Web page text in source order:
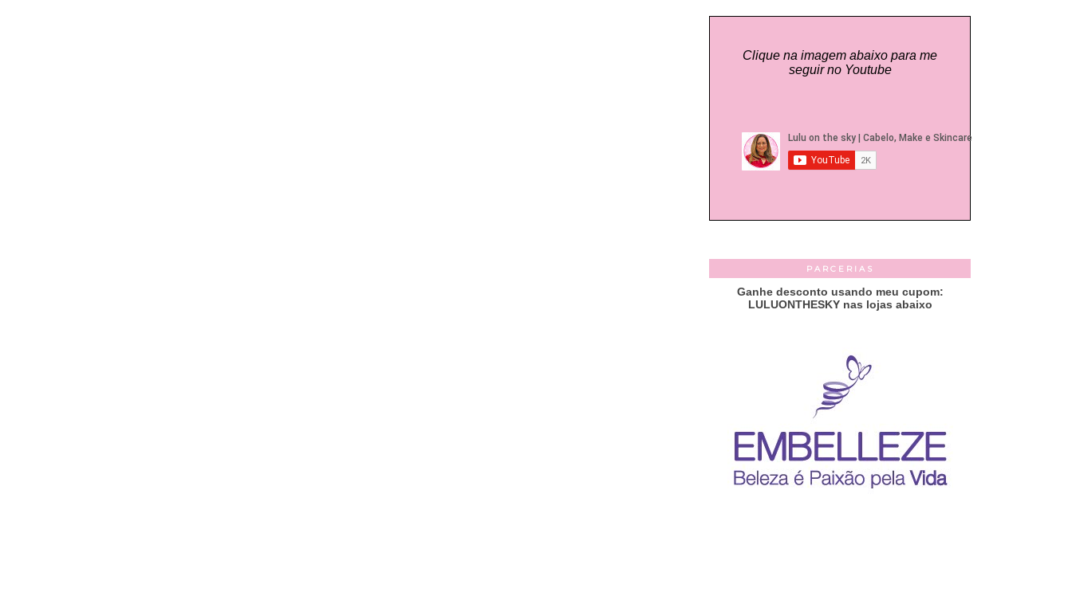
Clique na imagem abaixo para me
seguir no Youtube
PARCERIAS
Ganhe desconto usando meu cupom:
LULUONTHESKY nas lojas abaixo